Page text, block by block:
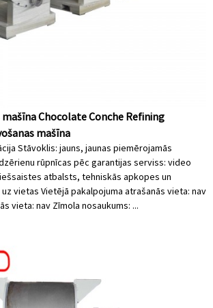
Chocolate Conche Refining
mašīna
Stāvoklis: jauns, jaunas piemērojamās
rūpnīcas pēc garantijas serviss: video
atbalsts, tehniskās apkopes un
vietas Vietējā pakalpojuma atrašanās vieta: nav
vieta: nav Zīmola nosaukums: ...